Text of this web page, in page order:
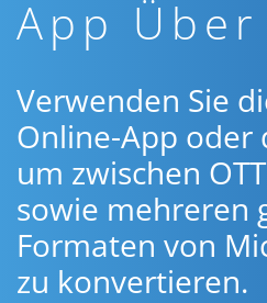
App
Verwenden Sie
Online-App oder
um zwischen
sowie mehreren
Formaten von
zu konvertieren.